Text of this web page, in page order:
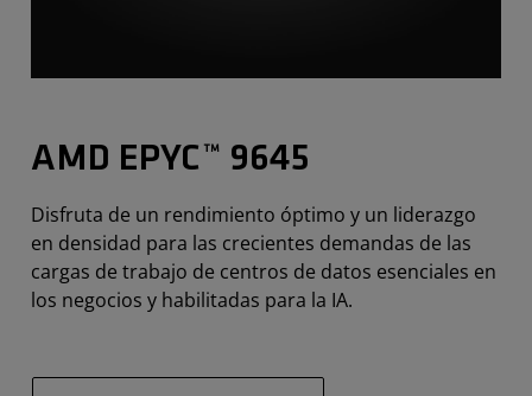
AMD EPYC™ 9645
Disfruta de un rendimiento óptimo y un liderazgo
en densidad para las crecientes demandas de las
cargas de trabajo de centros de datos esenciales en
los negocios y habilitadas para la IA.